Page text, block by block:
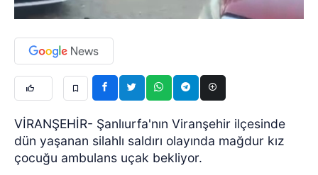
VİRANŞEHİR- Şanlıurfa'nın Viranşehir ilçesinde
dün yaşanan silahlı saldırı olayında mağdur kız
çocuğu ambulans uçak bekliyor.